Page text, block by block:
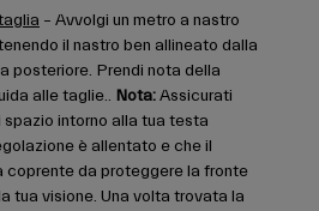
– Avvolgi un metro a nastro
il nastro ben allineato dalla
posteriore. Prendi nota della
alle taglie.. Nota:Assicurati
spazio intorno alla tua testa
è allentato e che il
coprente da proteggere la fronte
tua visione. Una volta trovata la